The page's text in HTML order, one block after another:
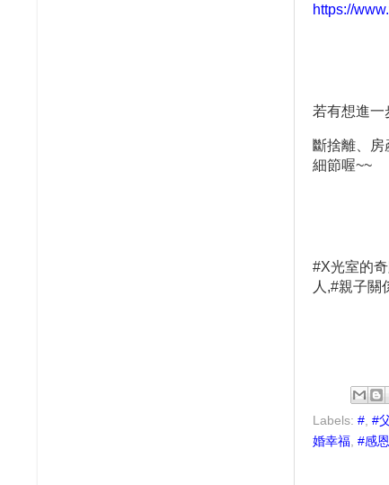
https://
若有想進一
斷捨離、
細節喔~~
#X光室的
人 ,#親子關
Labels: # #
婚幸福 #感恩